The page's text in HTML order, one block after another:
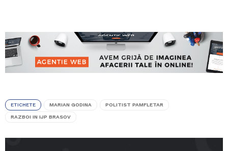
ETICHETE MARIAN GODINA POLITIST PAMFLETAR
RAZBOI IN IJP BRASOV